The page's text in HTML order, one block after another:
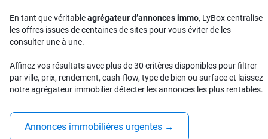
En tant que véritableagrégateur d’annonces immo, LyBox centralise
les offres issues de centaines de sites pour vous éviter de les
consulter une à une.
Affinez vos résultats avec plus de 30 critères disponibles pour filtrer
par ville, prix, rendement, cash-flow, type de bien ou surface et laissez
notre agrégateur immobilier détecter les annonces les plus rentables.
Annonces immobilières urgentes →